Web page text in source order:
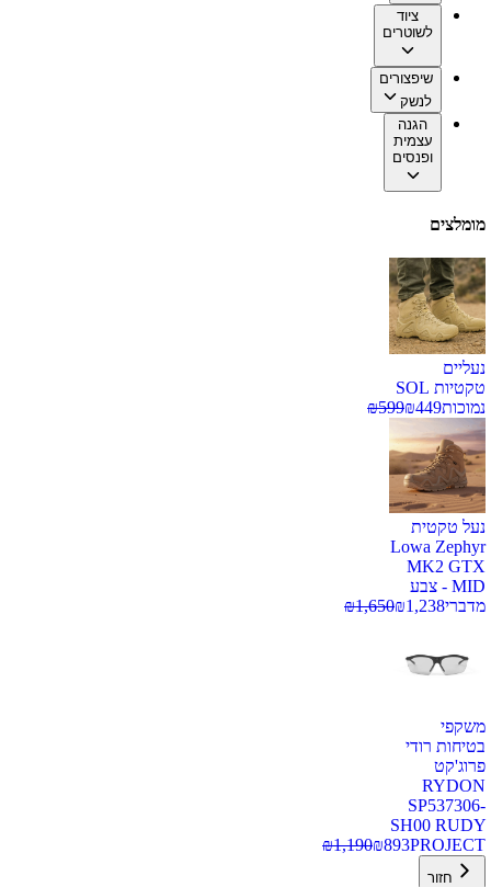
ציוד
לשוטרים
שיפצורים
לנשק
הגנה
עצמית
ופנסים
מומלצים
נעליים
טקטיות SOL
נמוכות
₪449
₪599
נעל טקטית
Lowa Zephyr
MK2 GTX
MID - צבע
מדברי
₪1,238
₪1,650
משקפי
בטיחות רודי
פרוג'קט
RYDON
SP537306-
SH00 RUDY
PROJECT
₪893
₪1,190
חזור